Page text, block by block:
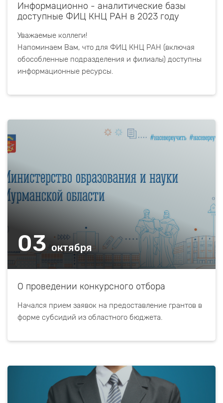
Информационно - аналитические базы
доступные ФИЦ КНЦ РАН в 2023 году
Уважаемые коллеги!
Напоминаем Вам, что для ФИЦ КНЦ РАН (включая
обособленные подразделения и филиалы) доступны
информационные ресурсы.
03 октября
О проведении конкурсного отбора
Начался прием заявок на предоставление грантов в
форме субсидий из областного бюджета.